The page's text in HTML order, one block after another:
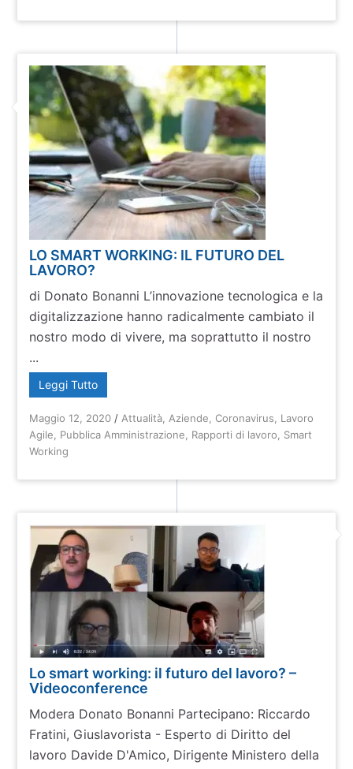
LO SMART WORKING: IL FUTURO DEL
LAVORO?
di Donato Bonanni L’innovazione tecnologica e la
digitalizzazione hanno radicalmente cambiato il
nostro modo di vivere, ma soprattutto il nostro
...
Leggi Tutto
Maggio 12, 2020 / Attualità Aziende ,Coronavirus
Lavoro
Agile
Pubblica Amministrazione Rapporti di lavoro
Smart
Working
Lo smart working: il futuro del lavoro? –
Videoconference
Modera Donato Bonanni Partecipano: Riccardo
Fratini, Giuslavorista - Esperto di Diritto del
lavoro Davide D'Amico, Dirigente Ministero della